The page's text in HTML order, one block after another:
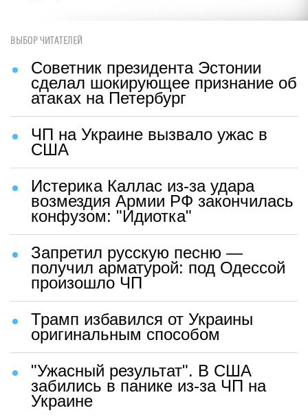
ВЫБОР ЧИТАТЕЛЕЙ
Советник президента Эстонии
сделал шокирующее признание об
атаках на Петербург
ЧП на Украине вызвало ужас в
США
Истерика Каллас из-за удара
возмездия Армии РФ закончилась
конфузом: "Идиотка"
Запретил русскую песню —
получил арматурой: под Одессой
произошло ЧП
Трамп избавился от Украины
оригинальным способом
"Ужасный результат". В США
забились в панике из-за ЧП на
Украине